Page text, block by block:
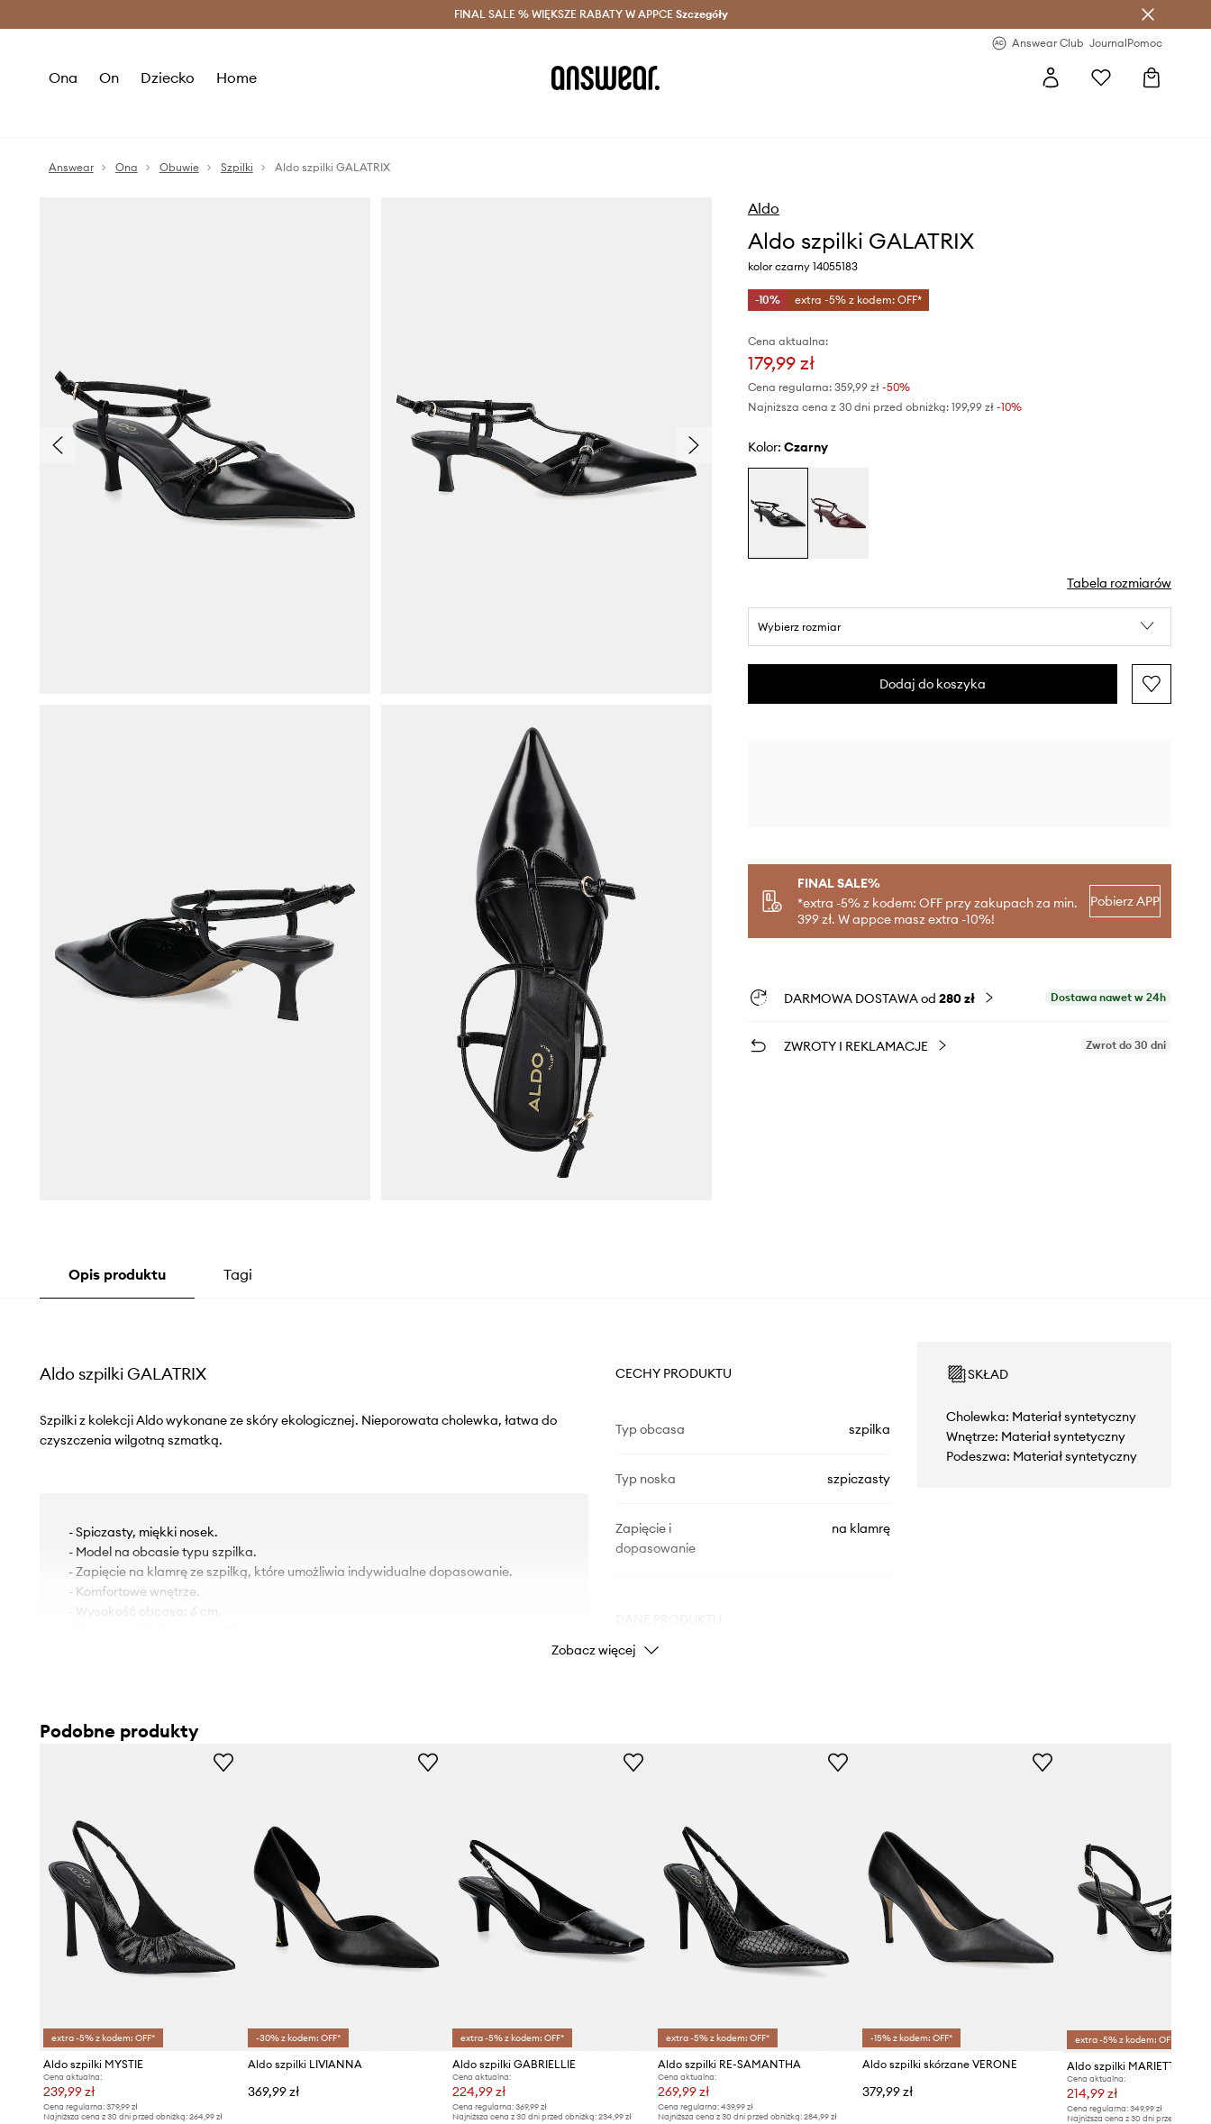
Oszczędzaj z Answear Club > Dostawa nawet w 24h >
FINAL SALE % WIĘKSZE RABATY W APPCE Szczegóły
Answear Club JournalPomoc
Ona On Dziecko Home
Answear Ona Obuwie Szpilki Aldo szpilki GALATRIX
Aldo
Aldo szpilki GALATRIX
kolor czarny 14055183
-10% extra -5% z kodem: OFF*
Cena aktualna:
179,99 zł
Cena regularna: 359,99 zł-50%
Najniższa cena z 30 dni przed obniżką: 199,99 zł -10%
Kolor: czarny
Tabela rozmiarów
Wybierz rozmiar
Dodaj do koszyka
FINAL SALE%
*extra -5% z kodem: OFF przy zakupach za min.
399 zł. W appce masz extra -10%!
Pobierz APP
DARMOWA DOSTAWA od 280 zł Dostawa nawet w 24h
ZWROTY I REKLAMACJE Zwrot do 30 dni
Opis produktu Tagi
Aldo szpilki GALATRIX
Szpilki z kolekcji Aldo wykonane ze skóry ekologicznej. Nieporowata cholewka, łatwa do
czyszczenia wilgotną szmatką.
- Spiczasty, miękki nosek.
- Model na obcasie typu szpilka.
- Zapięcie na klamrę ze szpilką, które umożliwia indywidualne dopasowanie.
- Komfortowe wnętrze.
- Wysokość obcasa: 6 cm.
CECHY PRODUKTU
Typ obcasa szpilka
Typ noska szpiczasty
Zapięcie i
dopasowanie
na klamrę
Marka
ID Produktu
SKŁAD
Cholewka: Materiał syntetyczny
Wnętrze: Materiał syntetyczny
Podeszwa: Materiał syntetyczny
Zobacz więcej
Podobne produkty
extra -5% z kodem: OFF*
Aldo szpilki MYSTIE
Cena aktualna:
239,99 zł
Cena regularna: 379,99 zł
Najniższa cena z 30 dni przed obniżką: 264,99 zł
-30% z kodem: OFF*
Aldo szpilki LIVIANNA
369,99 zł
extra -5% z kodem: OFF*
Aldo szpilki GABRIELLIE
Cena aktualna:
224,99 zł
Cena regularna: 369,99 zł
Najniższa cena z 30 dni przed obniżką: 234,99 zł
extra -5% z kodem: OFF*
Aldo szpilki RE-SAMANTHA
Cena aktualna:
269,99 zł
Cena regularna: 439,99 zł
Najniższa cena z 30 dni przed obniżką: 284,99 zł
-15% z kodem: OFF*
Aldo szpilki skórzane VERONE
379,99 zł
extra -5% z kodem: OFF*
Aldo szpilki MARIETTA
Cena aktualna:
214,99 zł
Cena regularna: 349,99 zł
Najniższa cena z 30 dni przed obniżką: